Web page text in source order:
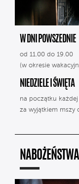
W DNI POWSZEDNIE
od 11.00 do 19.00
(w okresie
NIEDZIELE I ŚWIĘTA
na początku każdej
za wyjątkiem mszy
NABOŻEŃSTWA